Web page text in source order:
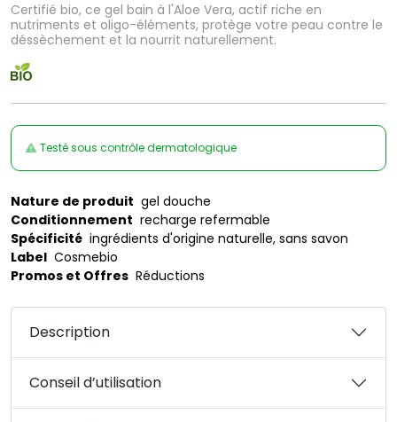
Certifié bio, ce gel bain à l'Aloe Vera, actif riche en
nutriments et oligo-éléments, protège votre peau contre le
déssèchement et la nourrit naturellement.
Testé sous contrôle dermatologique
Nature de produit gel douche
Conditionnement recharge refermable
Spécificité ingrédients d'origine naturelle, sans savon
Label Cosmebio
Promos et Offres Réductions
Description
Conseil d’utilisation